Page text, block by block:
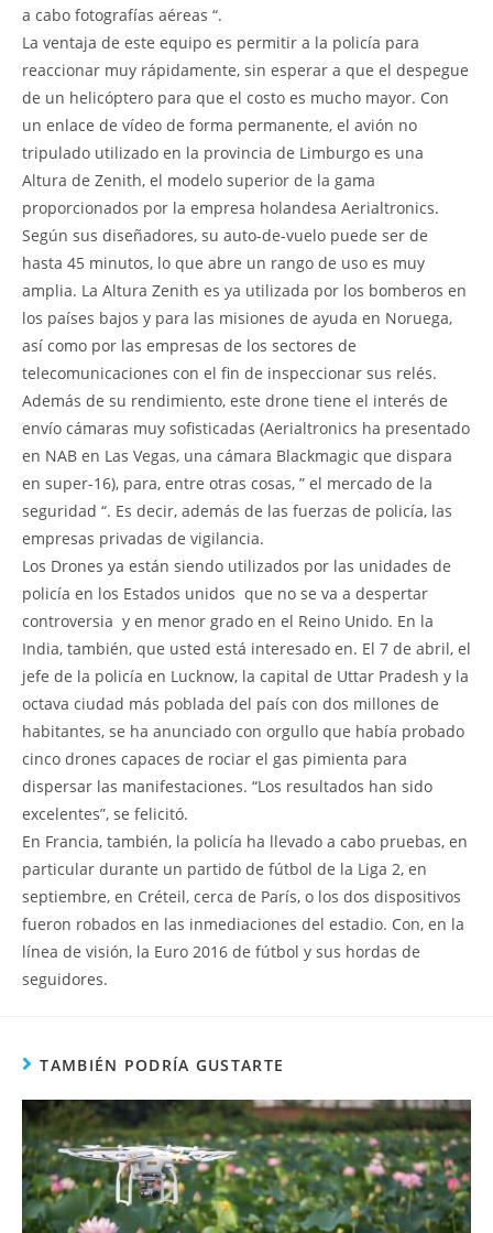
a cabo fotografías aéreas “.
La ventaja de este equipo es permitir a la policía para
reaccionar muy rápidamente, sin esperar a que el despegue
de un helicóptero para que el costo es mucho mayor. Con
un enlace de vídeo de forma permanente, el avión no
tripulado utilizado en la provincia de Limburgo es una
Altura de Zenith, el modelo superior de la gama
proporcionados por la empresa holandesa Aerialtronics.
Según sus diseñadores, su auto-de-vuelo puede ser de
hasta 45 minutos, lo que abre un rango de uso es muy
amplia. La Altura Zenith es ya utilizada por los bomberos en
los países bajos y para las misiones de ayuda en Noruega,
así como por las empresas de los sectores de
telecomunicaciones con el fin de inspeccionar sus relés.
Además de su rendimiento, este drone tiene el interés de
envío cámaras muy sofisticadas (Aerialtronics ha presentado
en NAB en Las Vegas, una cámara Blackmagic que dispara
en super-16), para, entre otras cosas, ” el mercado de la
seguridad “. Es decir, además de las fuerzas de policía, las
empresas privadas de vigilancia.
Los Drones ya están siendo utilizados por las unidades de
policía en los Estados unidos  que no se va a despertar
controversia  y en menor grado en el Reino Unido. En la
India, también, que usted está interesado en. El 7 de abril, el
jefe de la policía en Lucknow, la capital de Uttar Pradesh y la
octava ciudad más poblada del país con dos millones de
habitantes, se ha anunciado con orgullo que había probado
cinco drones capaces de rociar el gas pimienta para
dispersar las manifestaciones. “Los resultados han sido
excelentes”, se felicitó.
En Francia, también, la policía ha llevado a cabo pruebas, en
particular durante un partido de fútbol de la Liga 2, en
septiembre, en Créteil, cerca de París, o los dos dispositivos
fueron robados en las inmediaciones del estadio. Con, en la
línea de visión, la Euro 2016 de fútbol y sus hordas de
seguidores.
TAMBIÉN PODRÍA GUSTARTE